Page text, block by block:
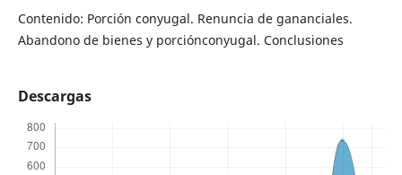
Contenido: Porción conyugal. Renuncia de gananciales.
Abandono de bienes y porciónconyugal. Conclusiones
Descargas